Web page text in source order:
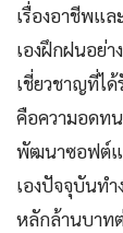
เรื่องอาชีพแ
เองฝึกฝนอย่
เชี่ยวชาญที่ไ
คือความอดท
พัฒนาซอฟต์แ
เองปัจจุบันท
หลักล้านบาท